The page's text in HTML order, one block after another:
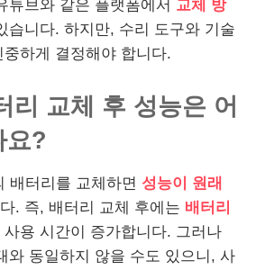
튜브와 같은 플랫폼에서 교체 방
습니다. 하지만, 수리 도구와 기술
하게 결정해야 합니다.
리 교체 후 성능은 어
요?
배터리를 교체하면 성능이 원래
. 즉, 배터리 교체 후에는 배터리
사용 시간이 증가합니다. 그러나
와 동일하지 않을 수도 있으니, 사